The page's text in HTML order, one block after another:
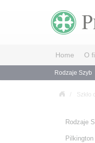
Home O
Rodzaje Szyb
Szkło
Rodzaje